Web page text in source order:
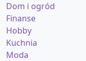
Dom i ogród
Finanse
Hobby
Kuchnia
Moda